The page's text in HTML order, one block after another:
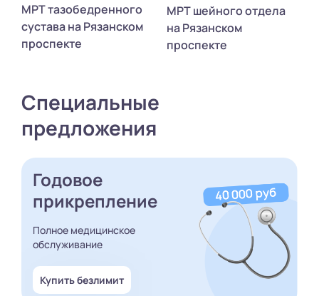
МРТ тазобедренного
сустава на Рязанском
проспекте
МРТ шейного отдела
на Рязанском
проспекте
Специальные
предложения
Годовое
прикрепление
Полное медицинское
обслуживание
Купить безлимит